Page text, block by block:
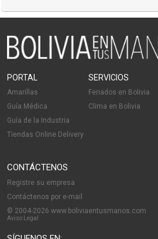
PORTAL
Amarillas
Guía Médica
Guía de la Industria
Tiendas Online Delivery
SERVICIOS
Feriados en Bolivia
Clima en Bolivia
CONTÁCTENOS
Registre su empresa
Contáctenos por e-mail
© 2004-2026 www.boliviaentusmanos.com
Aviso Legal